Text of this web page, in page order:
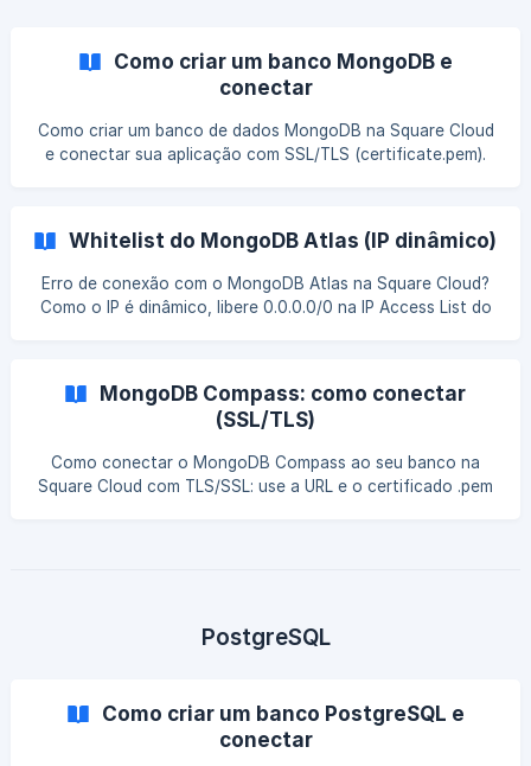
Como criar um banco MongoDB e
conectar
Como criar um banco de dados MongoDB na Square Cloud
e conectar sua aplicação com SSL/TLS (certificate.pem).
Whitelist do MongoDB Atlas (IP dinâmico)
Erro de conexão com o MongoDB Atlas na Square Cloud?
Como o IP é dinâmico, libere 0.0.0.0/0 na IP Access List do
MongoDB Compass: como conectar
(SSL/TLS)
Como conectar o MongoDB Compass ao seu banco na
Square Cloud com TLS/SSL: use a URL e o certificado .pem
PostgreSQL
Como criar um banco PostgreSQL e
conectar